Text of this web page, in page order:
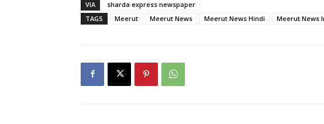
VIA
sharda express newspaper
TAGS
Meerut Meerut News Meerut News Hindi Meerut News